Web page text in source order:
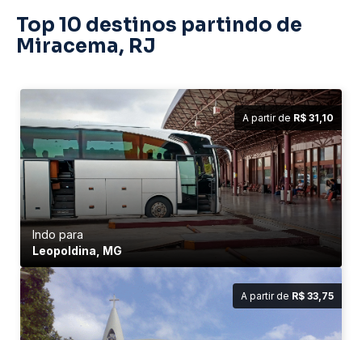
Top 10 destinos partindo de
Miracema, RJ
A partir de R$ 31,10
Indo para
Leopoldina, MG
A partir de R$ 33,75